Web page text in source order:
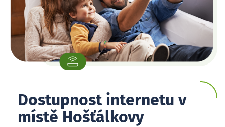
Dostupnost internetu v
místě Hošťálkovy